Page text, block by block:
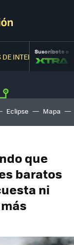
INTERNETSuscríbete a
Eclipse Mapa
que
baratos
ni